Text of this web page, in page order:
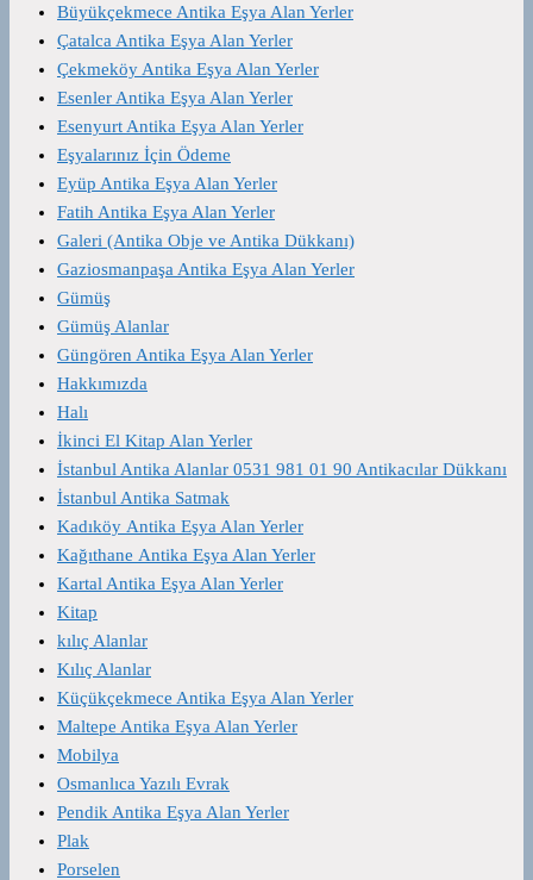
Büyükçekmece Antika Eşya Alan Yerler
Çatalca Antika Eşya Alan Yerler
Çekmeköy Antika Eşya Alan Yerler
Esenler Antika Eşya Alan Yerler
Esenyurt Antika Eşya Alan Yerler
Eşyalarınız İçin Ödeme
Eyüp Antika Eşya Alan Yerler
Fatih Antika Eşya Alan Yerler
Galeri (Antika Obje ve Antika Dükkanı)
Gaziosmanpaşa Antika Eşya Alan Yerler
Gümüş
Gümüş Alanlar
Güngören Antika Eşya Alan Yerler
Hakkımızda
Halı
İkinci El Kitap Alan Yerler
İstanbul Antika Alanlar 0531 981 01 90 Antikacılar Dükkanı
İstanbul Antika Satmak
Kadıköy Antika Eşya Alan Yerler
Kağıthane Antika Eşya Alan Yerler
Kartal Antika Eşya Alan Yerler
Kitap
kılıç Alanlar
Kılıç Alanlar
Küçükçekmece Antika Eşya Alan Yerler
Maltepe Antika Eşya Alan Yerler
Mobilya
Osmanlıca Yazılı Evrak
Pendik Antika Eşya Alan Yerler
Plak
Porselen